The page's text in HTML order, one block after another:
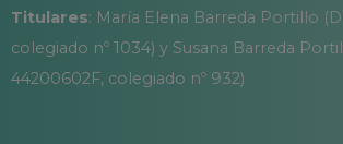
Titulares: María Elena Barreda Portillo
colegiado nº 1034) y Susana Barreda
44200602F, colegiado nº 932)